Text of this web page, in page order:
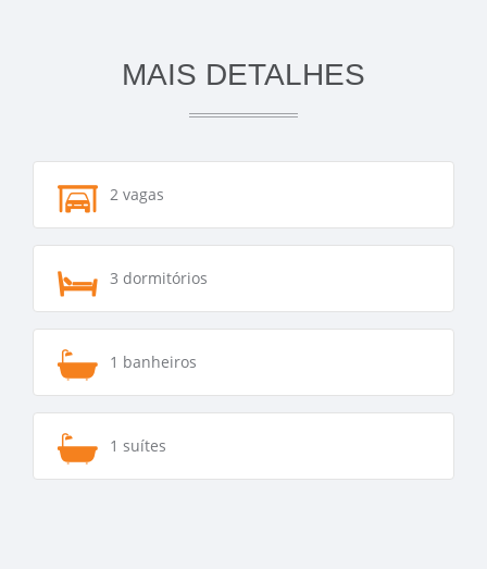
MAIS DETALHES
2 vagas
3 dormitórios
1 banheiros
1 suítes